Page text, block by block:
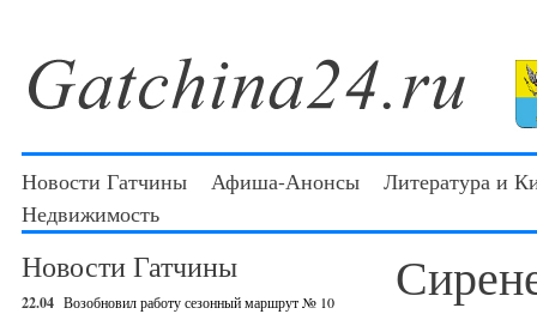
Новости Гатчины Афиша-Анонсы
Литература и
Недвижимость
Новости Гатчины
22.04 Возобновил работу сезонный маршрут № 10